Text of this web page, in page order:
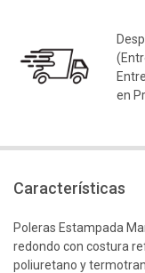
en
Características
Poleras Estampada
redondo con costura
poliuretano y